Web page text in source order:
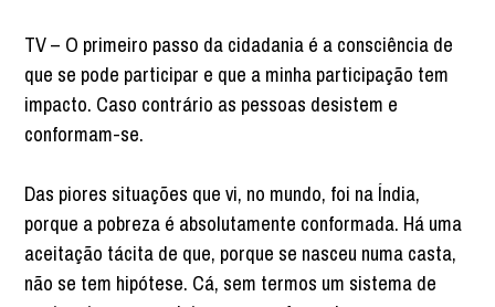
TV – O primeiro passo da cidadania é a consciência de
que se pode participar e que a minha participação tem
impacto. Caso contrário as pessoas desistem e
conformam-se.
Das piores situações que vi, no mundo, foi na Índia,
porque a pobreza é absolutamente conformada. Há uma
aceitação tácita de que, porque se nasceu numa casta,
não se tem hipótese. Cá, sem termos um sistema de